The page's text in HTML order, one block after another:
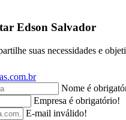
Edson Salvador
suas necessidades e
Nome é
Empresa é obrigatório!
E-mail inválido!